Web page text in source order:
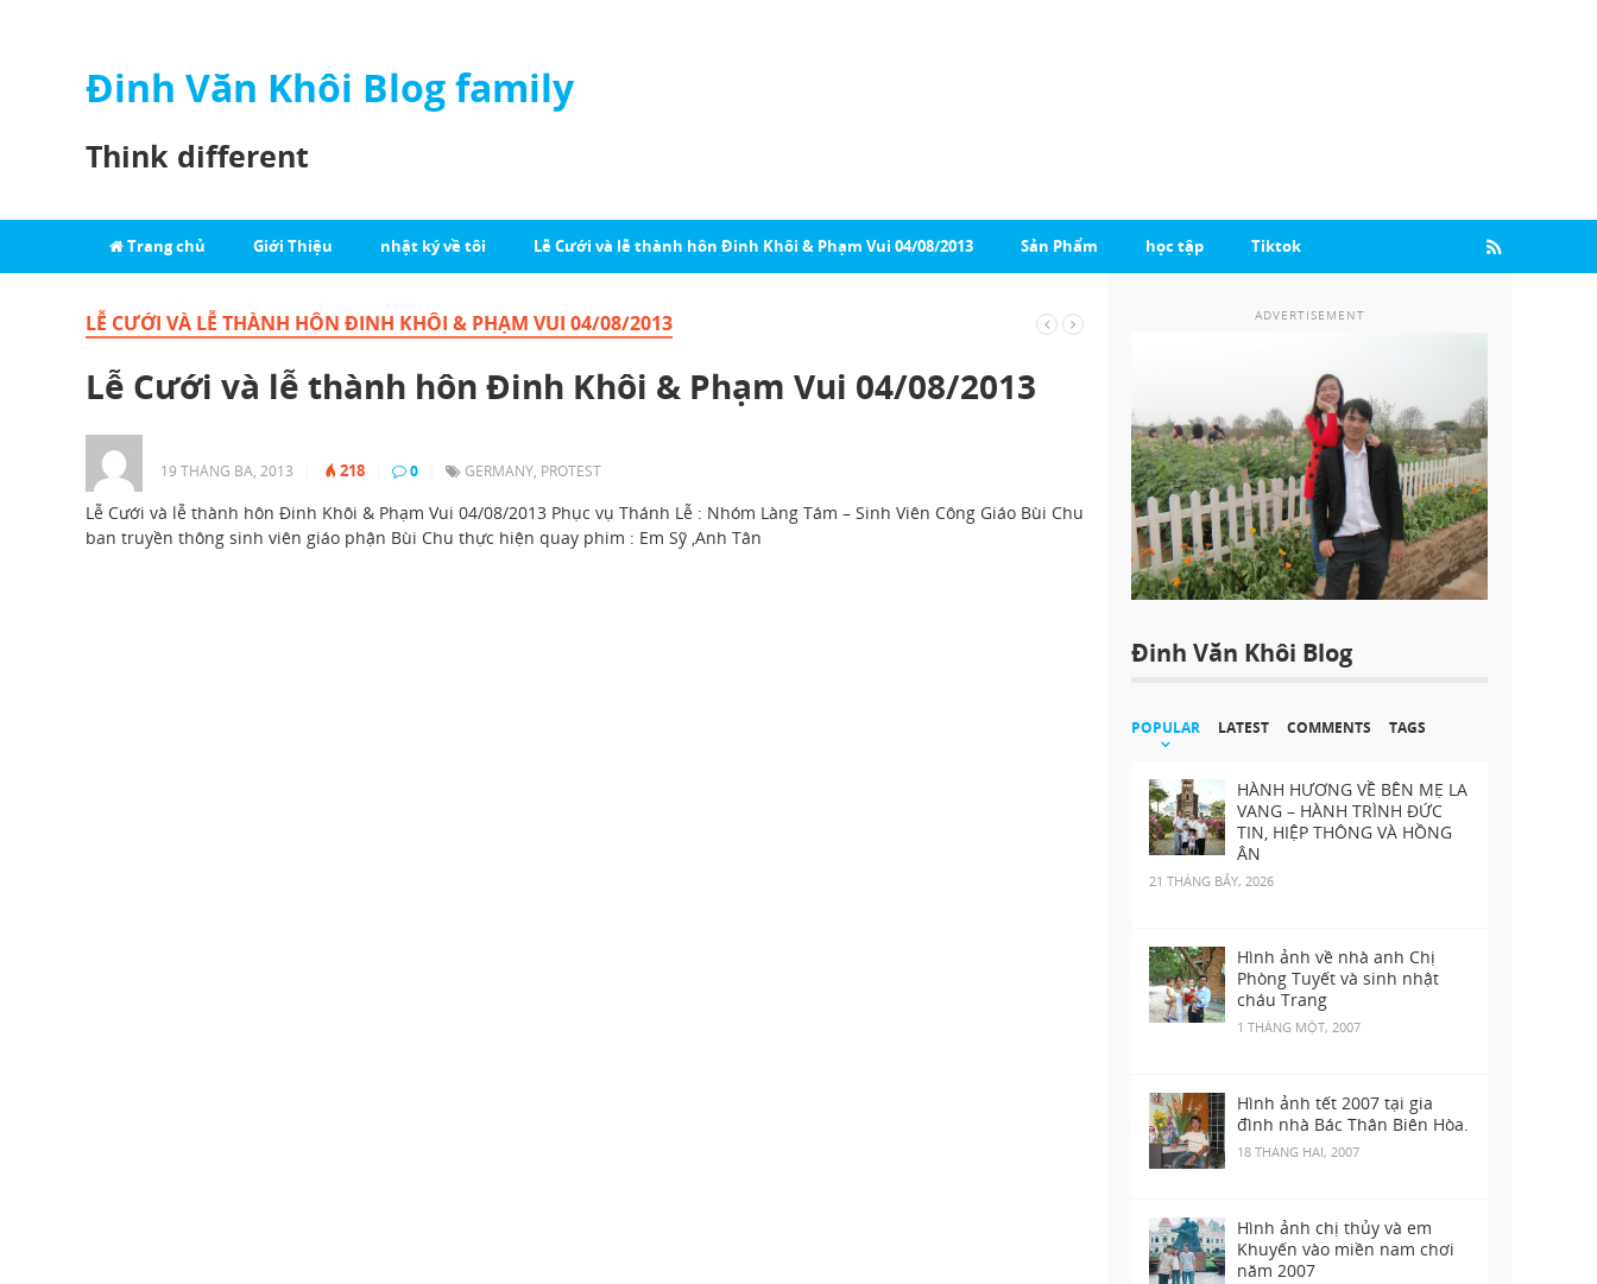
Đinh Văn Khôi Blog family
Think different
Trang chủ Giới Thiệu nhật ký về tôi Lễ Cưới và lễ thành hôn Đinh Khôi & Phạm Vui 04/08/2013 Sản Phẩm học tập Tiktok
LỄ CƯỚI VÀ LỄ THÀNH HÔN ĐINH KHÔI & PHẠM VUI 04/08/2013
Lễ Cưới và lễ thành hôn Đinh Khôi & Phạm Vui 04/08/2013
19 THÁNG BA, 2013 218 0 GERMANY, PROTEST
Lễ Cưới và lễ thành hôn Đinh Khôi & Phạm Vui 04/08/2013 Phục vụ Thánh Lễ : Nhóm Làng Tám – Sinh Viên Công Giáo Bùi Chu
ban truyền thông sinh viên giáo phận Bùi Chu thực hiện quay phim : Em Sỹ ,Anh Tân
ADVERTISEMENT
Đinh Văn Khôi Blog
POPULAR LATEST COMMENTS TAGS
HÀNH HƯƠNG VỀ BÊN MẸ LA
VANG – HÀNH TRÌNH ĐỨC
TIN, HIỆP THÔNG VÀ HỒNG
ÂN
21 THÁNG BẢY, 2026
Hình ảnh về nhà anh Chị
Phòng Tuyết và sinh nhật
cháu Trang
1 THÁNG MỘT, 2007
Hình ảnh tết 2007 tại gia
đình nhà Bác Thân Biên Hòa.
18 THÁNG HAI, 2007
Hình ảnh chị thủy và em
Khuyến vào miền nam chơi
năm 2007